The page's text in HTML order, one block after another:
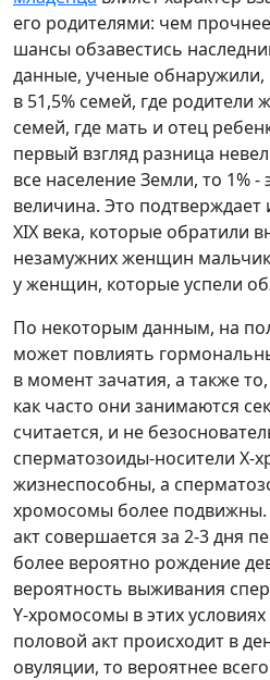
его родителями: чем
шансы обзавестись
данные, ученые
в 51,5% семей, где родители
семей, где мать и отец
первый взгляд разница
все население Земли, то 1% -
величина. Это
XIX века, которые обратили
незамужних женщин
у женщин, которые успели
По некоторым данным, на
может повлиять
в момент зачатия, а также
как часто они занимаются
считается, и не
сперматозоиды-носители Х-
жизнеспособны, а
хромосомы более подвижны.
акт совершается за 2-3 дня
более вероятно рождение
вероятность выживания
Y-хромосомы в этих
половой акт происходит в
овуляции, то вероятнее